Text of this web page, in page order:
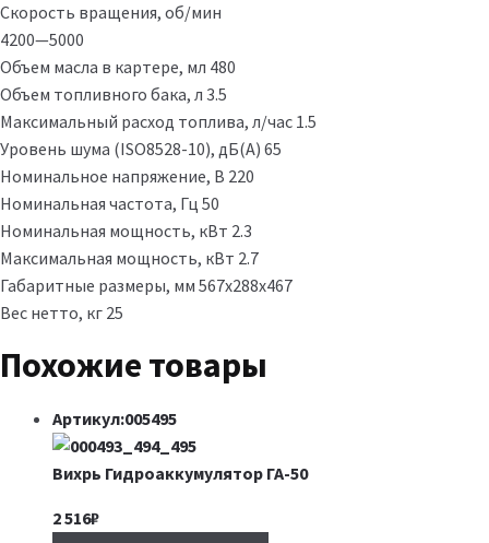
Скорость вращения, об/мин
4200—5000
Объем масла в картере, мл 480
Объем топливного бака, л 3.5
Максимальный расход топлива, л/час 1.5
Уровень шума (ISO8528-10), дБ(А) 65
Номинальное напряжение, В 220
Номинальная частота, Гц 50
Номинальная мощность, кВт 2.3
Максимальная мощность, кВт 2.7
Габаритные размеры, мм 567х288х467
Вес нетто, кг 25
Похожие товары
Артикул:005495
Вихрь Гидроаккумулятор ГА-50
2 516₽